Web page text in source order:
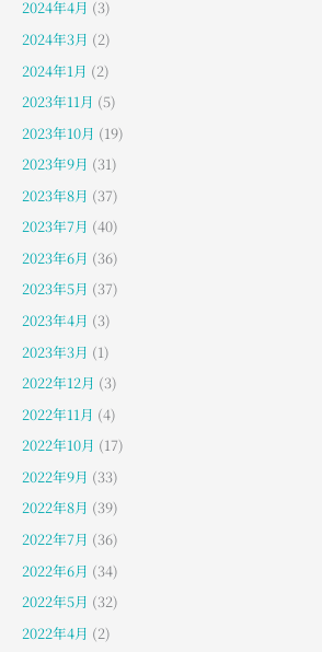
2024年4月 (3)
2024年3月 (2)
2024年1月 (2)
2023年11月 (5)
2023年10月 (19)
2023年9月 (31)
2023年8月 (37)
2023年7月 (40)
2023年6月 (36)
2023年5月 (37)
2023年4月 (3)
2023年3月 (1)
2022年12月 (3)
2022年11月 (4)
2022年10月 (17)
2022年9月 (33)
2022年8月 (39)
2022年7月 (36)
2022年6月 (34)
2022年5月 (32)
2022年4月 (2)